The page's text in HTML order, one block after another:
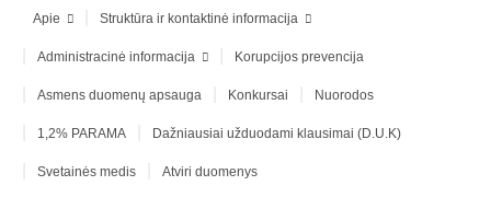
Apie Struktūra ir kontaktinė informacija
Administracinė informacija Korupcijos prevencija
Asmens duomenų apsauga Konkursai Nuorodos
1,2% PARAMA Dažniausiai užduodami klausimai (D.U.K)
Svetainės medis Atviri duomenys